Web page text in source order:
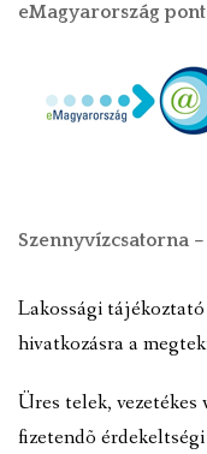
eMagyarország pont
Szennyvízcsatorna
Lakossági
hivatkozásra a
Üres telek,
fizetendõ